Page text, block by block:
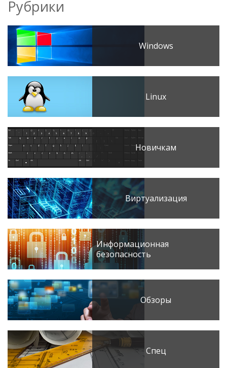
Рубрики
Windows
Linux
Новичкам
Виртуализация
Информационная
безопасность
Обзоры
Спец